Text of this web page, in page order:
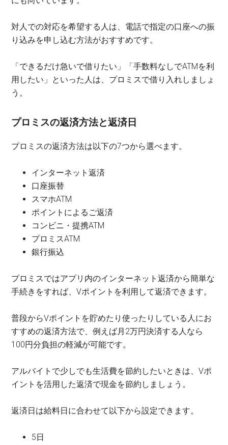
対人での対応を希望する人は、電話で指定の口座への振
り込みを申し込む方法がおすすめです。
「できるだけ急いで借りたい」「手数料なしでATMを利
用したい」といった人は、プロミスで借り入れしましょ
う。
プロミスの返済方法と返済日
プロミスの返済方法は以下の7つから選べます。
インターネット返済
口座振替
スマホATM
ポイントによるご返済
コンビニ・提携ATM
プロミスATM
銀行振込
プロミスではアプリ内のインターネット返済から簡単な
手続きをすれば、Vポイントを利用して返済できます。
普段からVポイントを貯めたり使ったりしている人にお
すすめの返済方法で、例えば月2万円決済する人なら
100円分負担の軽減が可能です。
アルバイトで少しでも生活費を節約したいときは、Vポ
イントを活用した返済で現金を節約しましょう。
返済日は給料日に合わせて以下から設定できます。
5日